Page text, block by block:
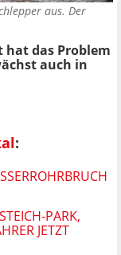
aus. Der
hat das Problem
auch in
:
PARK, A
JETZT A